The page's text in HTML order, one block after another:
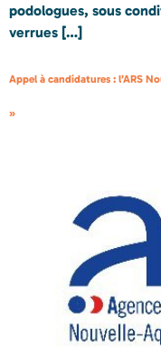
podologues, sous
verrues […]
Appel à candidatures : l’ARS
»